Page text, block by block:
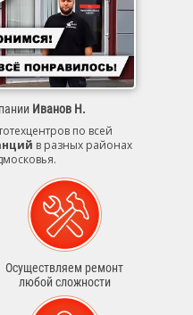
Иванов Н.
по всей
в разных районах
Осуществляем ремонт
любой сложности